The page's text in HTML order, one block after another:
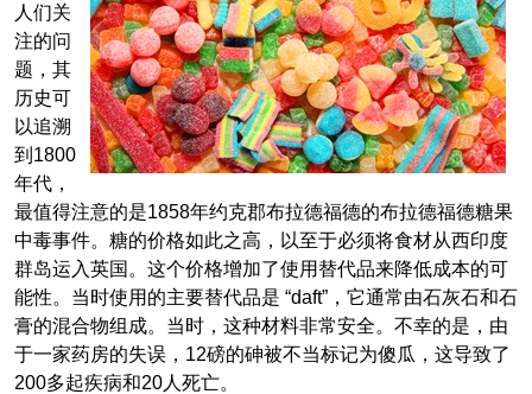
人们关
注的问
题，其
历史可
以追溯
到1800
年代，
最值得注意的是1858年约克郡布拉德福德的布拉德福德糖果
中毒事件。糖的价格如此之高，以至于必须将食材从西印度
群岛运入英国。这个价格增加了使用替代品来降低成本的可
能性。当时使用的主要替代品是 “daft”，它通常由石灰石和石
膏的混合物组成。当时，这种材料非常安全。不幸的是，由
于一家药房的失误，12磅的砷被不当标记为傻瓜，这导致了
200多起疾病和20人死亡。